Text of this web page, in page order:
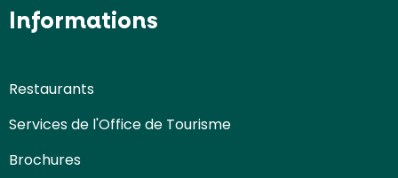
Informations
Restaurants
Services de l'Office de Tourisme
Brochures